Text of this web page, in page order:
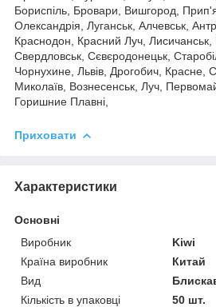
Бориспіль, Бровари, Вишгород,
Олександрія, Луганськ, Алчевськ,
Краснодон, Красний Луч, Лисичанськ,
Свердловськ, Сєвєродонецьк,
Чорнухине, Львів, Дрогобич, Красне,
Миколаїв, Вознесенськ, Луч,
Горишние Плавні,
Приховати
Характеристики
Основні
Виробник
Kiwi
Країна виробник
Китай
Вид
Кількість в упаковці
50 шт.